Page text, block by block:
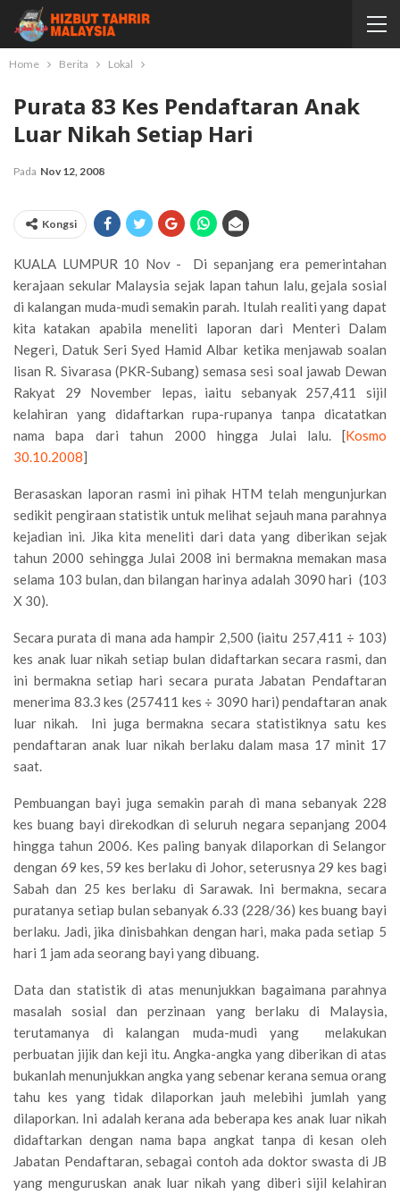
Home Berita Lokal
Purata 83 Kes Pendaftaran Anak
Luar Nikah Setiap Hari
Pada Nov 12, 2008
Kongsi
KUALA LUMPUR 10 Nov - Di sepanjang era pemerintahan
kerajaan sekular Malaysia sejak lapan tahun lalu, gejala sosial
di kalangan muda-mudi semakin parah. Itulah realiti yang dapat
kita katakan apabila meneliti laporan dari Menteri Dalam
Negeri, Datuk Seri Syed Hamid Albar ketika menjawab soalan
lisan R. Sivarasa (PKR-Subang) semasa sesi soal jawab Dewan
Rakyat 29 November lepas, iaitu sebanyak 257,411 sijil
kelahiran yang didaftarkan rupa-rupanya tanpa dicatatkan
nama bapa dari tahun 2000 hingga Julai lalu. [Kosmo
30.10.2008]
Berasaskan laporan rasmi ini pihak HTM telah mengunjurkan
sedikit pengiraan statistik untuk melihat sejauh mana parahnya
kejadian ini. Jika kita meneliti dari data yang diberikan sejak
tahun 2000 sehingga Julai 2008 ini bermakna memakan masa
selama 103 bulan, dan bilangan harinya adalah 3090 hari (103
X 30).
Secara purata di mana ada hampir 2,500 (iaitu 257,411 ÷ 103)
kes anak luar nikah setiap bulan didaftarkan secara rasmi, dan
ini bermakna setiap hari secara purata Jabatan Pendaftaran
menerima 83.3 kes (257411 kes ÷ 3090 hari) pendaftaran anak
luar nikah. Ini juga bermakna secara statistiknya satu kes
pendaftaran anak luar nikah berlaku dalam masa 17 minit 17
saat.
Pembuangan bayi juga semakin parah di mana sebanyak 228
kes buang bayi direkodkan di seluruh negara sepanjang 2004
hingga tahun 2006. Kes paling banyak dilaporkan di Selangor
dengan 69 kes, 59 kes berlaku di Johor, seterusnya 29 kes bagi
Sabah dan 25 kes berlaku di Sarawak. Ini bermakna, secara
puratanya setiap bulan sebanyak 6.33 (228/36) kes buang bayi
berlaku. Jadi, jika dinisbahkan dengan hari, maka pada setiap 5
hari 1 jam ada seorang bayi yang dibuang.
Data dan statistik di atas menunjukkan bagaimana parahnya
masalah sosial dan perzinaan yang berlaku di Malaysia,
terutamanya di kalangan muda-mudi yang melakukan
perbuatan jijik dan keji itu. Angka-angka yang diberikan di atas
bukanlah menunjukkan angka yang sebenar kerana semua orang
tahu kes yang tidak dilaporkan jauh melebihi jumlah yang
dilaporkan. Ini adalah kerana ada beberapa kes anak luar nikah
didaftarkan dengan nama bapa angkat tanpa di kesan oleh
Jabatan Pendaftaran, sebagai contoh ada doktor swasta di JB
yang menguruskan anak luar nikah yang diberi sijil kelahiran